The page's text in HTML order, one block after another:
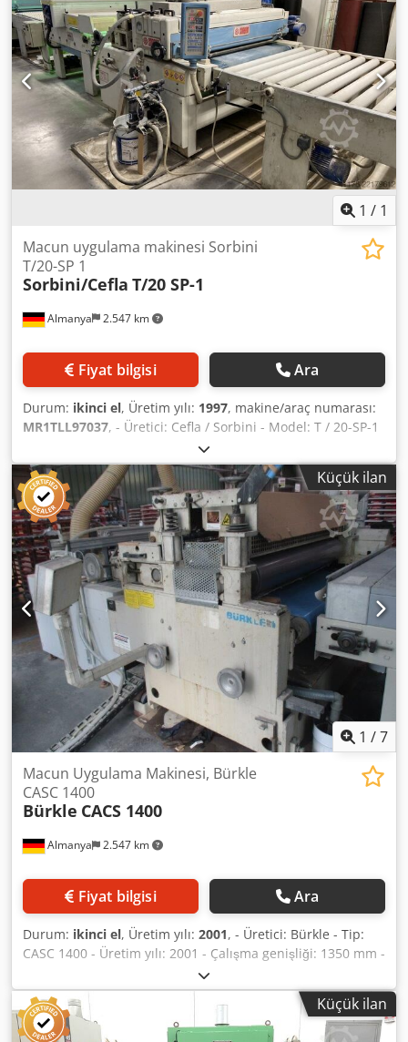
mm - Yükseklik 1.540 mm - Ağırlık ~ 1.220 kg - Kontrol
kabinli - Volt, Hz 400/50 - Konum, stokta - Gerilim
dalgalanmaları maks. +/- 5% RESİMLER orijinal resimler
değildir, modası geçmiş bir makinenin yalnızca bir
örneğidir
1 / 1
Almanya 2.547 km
Macun uygulama makinesi Sorbini
T/20-SP 1
Sorbini/Cefla T/20 SP-1
Fiyat bilgisi Ara
Durum: ikinci el, Üretim yılı: 1997, makine/araç numarası:
MR1TLL97037, - Üretici: Cefla / Sorbini - Model: T / 20-SP-1
- Üretim yılı: 1997 - Çalışma genişliği: 1300 mm - Çalışma
yüksekliği: 880 - 940 mm Dkedpszf N E Rofx Al Tor - Parça
yüksekliği: ~3 - 80 mm - Kumanda tarafı: sağ - Alçı
uygulama silindiri: ~250 mm - Dozaj silindiri, sert krom
kaplı: 174 mm - Düzleştirme silindiri, sert krom kaplı: 245
mm - Ters tahrik (revers) - Bantlı taşıma - Bant kontrolü -
Uzunluk: ~1640 mm - Genişlik: 2590 mm - Yükseklik: ~1700
mm - İlerleme hızı: 6 - 24 m/dak - Toplam güç: 4,5 kW -
Ağırlık: 2.000 kg - Kumanda panosu dahil - Volt, Hz: 400 /
50 - Konum: stokta değil
Küçük ilan
1 /7
Almanya 2.547 km
Macun Uygulama Makinesi, Bürkle
CASC 1400
Bürkle CACS 1400
Fiyat bilgisi Ara
Durum: ikinci el, Üretim yılı: 2001, - Üretici: Bürkle - Tip:
CASC 1400 - Üretim yılı: 2001 - Çalışma genişliği: 1350 mm -
Çalışma yüksekliği: 900 +/- 20 mm - Parça yüksekliği: ~5 -
100 mm - Kullanım tarafı: sağ - Macun uygulama silindiri:
EPDM, 240 mm - Hızlı değişim sistemi uygulama merdanesi
- Dozaj merdanesi: 198 mm - Düzleştirme merdanesi, sert
Küçük ilan